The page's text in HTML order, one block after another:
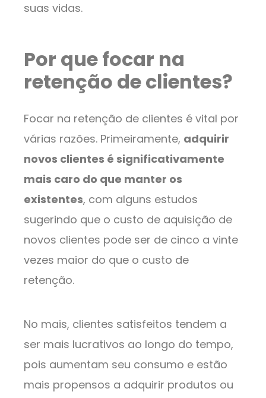
suas vidas.
Por que focar na
retenção de clientes?
Focar na retenção de clientes é vital por
várias razões. Primeiramente, adquirir
novos clientes é significativamente
mais caro do que manter os
existentes, com alguns estudos
sugerindo que o custo de aquisição de
novos clientes pode ser de cinco a vinte
vezes maior do que o custo de
retenção.
No mais, clientes satisfeitos tendem a
ser mais lucrativos ao longo do tempo,
pois aumentam seu consumo e estão
mais propensos a adquirir produtos ou